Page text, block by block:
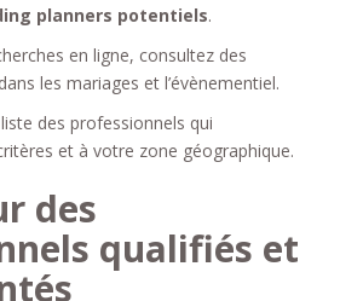
planners potentiels.
en ligne, consultez des
les mariages et l’évènementiel.
des professionnels qui
et à votre zone géographique.
des
qualifiés et